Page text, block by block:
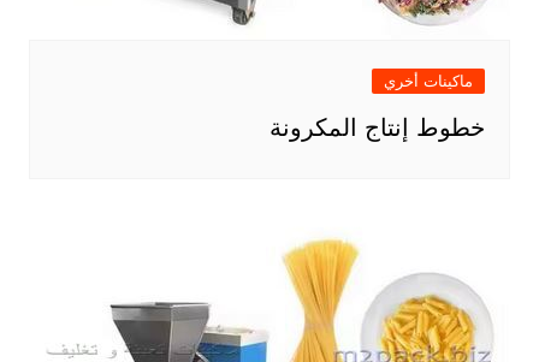
ماكينات أخري
خطوط إنتاج المكرونة